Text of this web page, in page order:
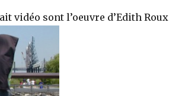
vidéo sont l’oeuvre d’Edith Roux